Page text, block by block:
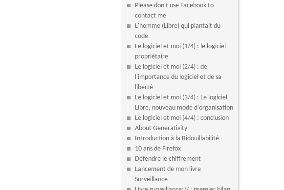
Please don't use Facebook to
contact me
L'homme (Libre) qui plantait du
code
Le logiciel et moi (1/4) : le logiciel
propriétaire
Le logiciel et moi (2/4) : de
l'importance du logiciel et de sa
liberté
Le logiciel et moi (3/4) : Le logiciel
Libre, nouveau mode d'organisation
Le logiciel et moi (4/4) : conclusion
About Generativity
Introduction à la Bidouillabilité
10 ans de Firefox
Défendre le chiffrement
Lancement de mon livre
Surveillance